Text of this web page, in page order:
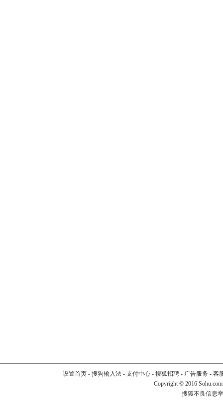
设置首页- 搜狗输入法- 支付中心- 搜狐招聘- 广告服务 - 客
Copyright © 2016
搜狐不良信息